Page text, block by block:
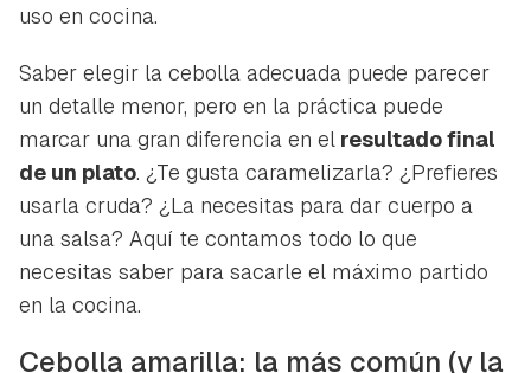
uso en cocina.
Saber elegir la cebolla adecuada puede parecer
un detalle menor, pero en la práctica puede
marcar una gran diferencia en el resultado final
de un plato. ¿Te gusta caramelizarla? ¿Prefieres
usarla cruda? ¿La necesitas para dar cuerpo a
una salsa? Aquí te contamos todo lo que
necesitas saber para sacarle el máximo partido
en la cocina.
Cebolla amarilla: la más común (y la